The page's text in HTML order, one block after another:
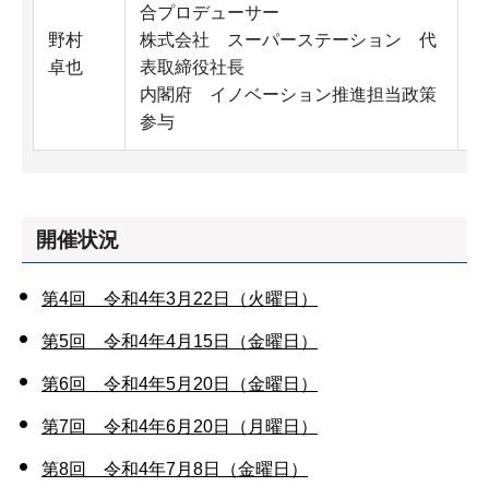
野村
卓也
合プロデューサー
株式会社 スーパーステーション 代
表取締役社長
内閣府 イノベーション推進担当政策
参与
開催状況
第4回 令和4年3月22日（火曜日）
第5回 令和4年4月15日（金曜日）
第6回 令和4年5月20日（金曜日）
第7回 令和4年6月20日（月曜日）
第8回 令和4年7月8日（金曜日）